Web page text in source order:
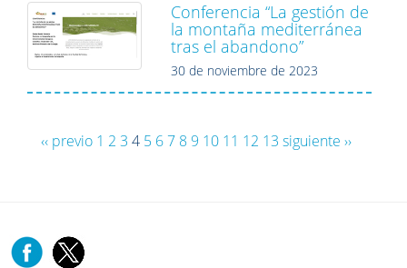
Conferencia “La gestión de
la montaña mediterránea
tras el abandono”
30 de noviembre de 2023
‹‹ previo 1 2 3 4 5 67 8 9 10 11 12 13 siguiente ››